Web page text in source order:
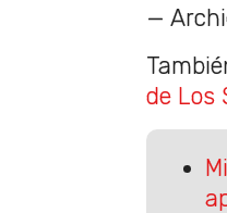
—
de Los